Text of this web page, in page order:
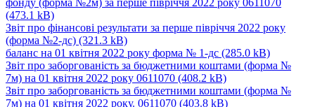
фонду (форма №2м) за перше півріччя 2022 року 0611070
(473.1 kB)
Звіт про фінансові результати за перше півріччя 2022 року
(форма №2-дс) (321.3 kB)
баланс на 01 квітня 2022 року форма № 1-дс (285.0 kB)
Звіт про заборгованість за бюджетними коштами (форма №
7м) на 01 квітня 2022 року 0611070 (408.2 kB)
Звіт про заборгованість за бюджетними коштами (форма №
7м) на 01 квітня 2022 року. 0611070 (403.8 kB)